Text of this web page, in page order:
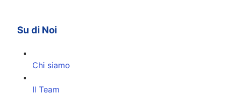
Su di Noi
Chi siamo
Il Team